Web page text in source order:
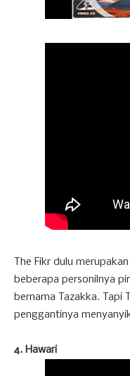
The Fikr dulu
beberapa personilnya
bernama Tazakka. Tapi
penggantinya
4. Hawari